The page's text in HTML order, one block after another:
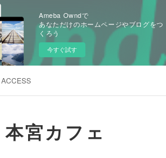
Ameba Owndで
あなただけのホームページやブログをつ
くろう
今すぐ試す
ACCESS
本宮カフェ